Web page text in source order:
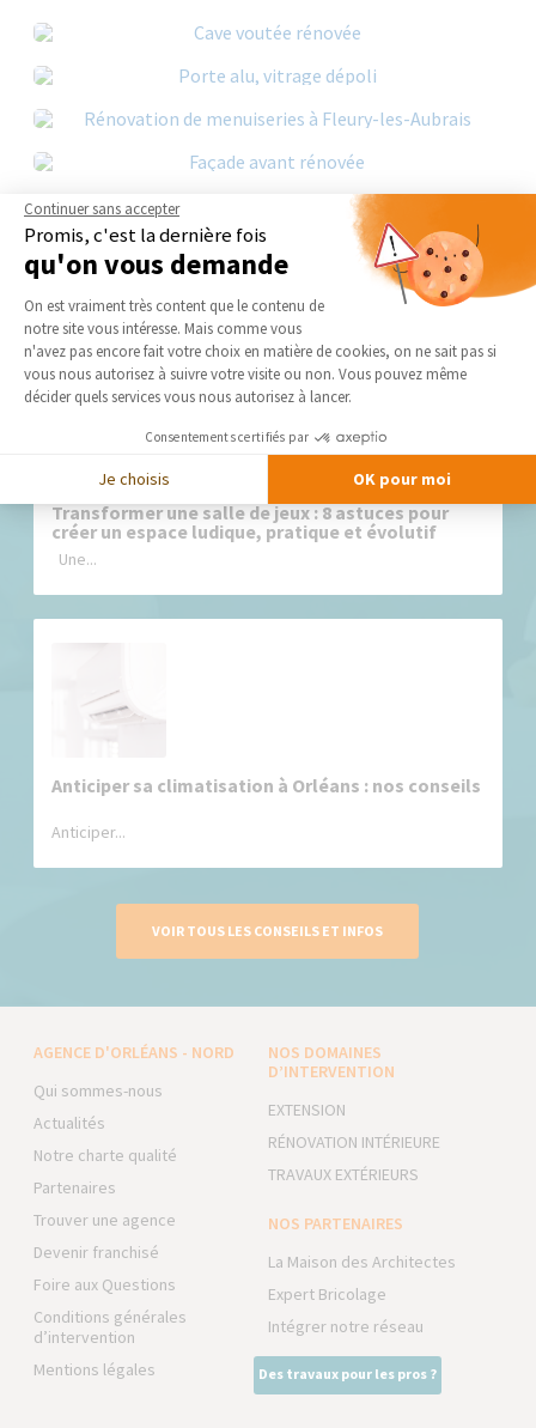
Nos derniers conseils et actus
Transformer une salle de jeux : 8 astuces pour
créer un espace ludique, pratique et évolutif
Une...
Anticiper sa climatisation à Orléans : nos conseils
Anticiper...
VOIR TOUS LES CONSEILS ET INFOS
AGENCE D'ORLÉANS - NORD
Qui sommes-nous
Actualités
Notre charte qualité
Partenaires
Trouver une agence
Devenir franchisé
Foire aux Questions
Conditions générales
d’intervention
Mentions légales
NOS DOMAINES
D’INTERVENTION
EXTENSION
RÉNOVATION INTÉRIEURE
TRAVAUX EXTÉRIEURS
NOS PARTENAIRES
La Maison des Architectes
Expert Bricolage
Intégrer notre réseau
Des travaux pour les pros ?
Continuer sans accepter
Promis, c'est la dernière fois
qu'on vous demande
Plateforme de Gestion du
On est vraiment très content que le contenu de
notre site vous intéresse. Mais comme vous
n'avez pas encore fait votre choix en matière de cookies, on ne sait pas si
vous nous autorisez à suivre votre visite ou non. Vous pouvez même
décider quels services vous nous autorisez à lancer.
Consentements certifiés par
Je choisis OK pour moi
Axeptio consent